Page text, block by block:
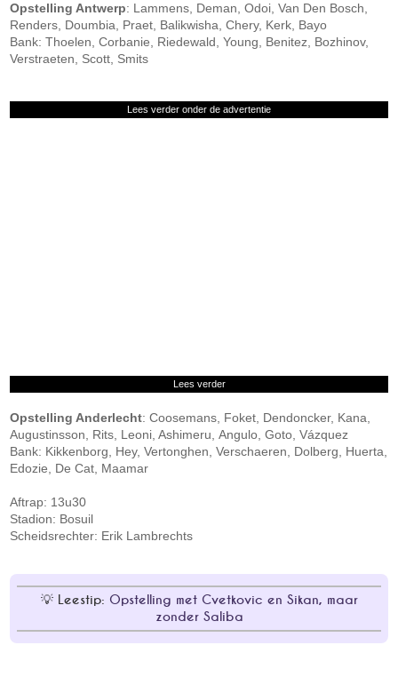
Opstelling Antwerp: Lammens, Deman, Odoi, Van Den Bosch,
Renders, Doumbia, Praet, Balikwisha, Chery, Kerk, Bayo
Bank: Thoelen, Corbanie, Riedewald, Young, Benitez, Bozhinov,
Verstraeten, Scott, Smits
Lees verder onder de advertentie
Lees verder
Opstelling Anderlecht: Coosemans, Foket, Dendoncker, Kana,
Augustinsson, Rits, Leoni, Ashimeru, Angulo, Goto, Vázquez
Bank: Kikkenborg, Hey, Vertonghen, Verschaeren, Dolberg, Huerta,
Edozie, De Cat, Maamar
Aftrap: 13u30
Stadion: Bosuil
Scheidsrechter: Erik Lambrechts
Leestip: Opstelling met Cvetkovic en Sikan, maar
zonder Saliba